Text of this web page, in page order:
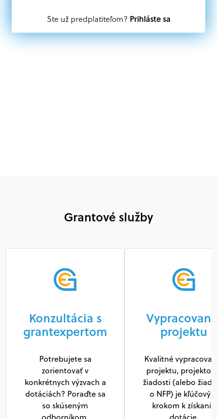
Oprávnení partneri:
Akákoľvek právnická osoba, t. j. verejný alebo súkromný
Ste už predplatiteľom? Prihláste sa
Grantové služby
Konzultácia s
grantexpertom
Potrebujete sa
zorientovať v
konkrétnych výzvach a
dotáciách? Poraďte sa
so skúseným
projektu
Kvalitné
projektu,
žiadosti (alebo
o NFP) je
krokom k získaniu